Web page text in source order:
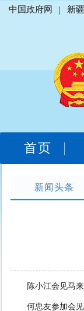
中国政府网 | 新
首页
新闻头条
陈小江会见马
何忠友参加会见